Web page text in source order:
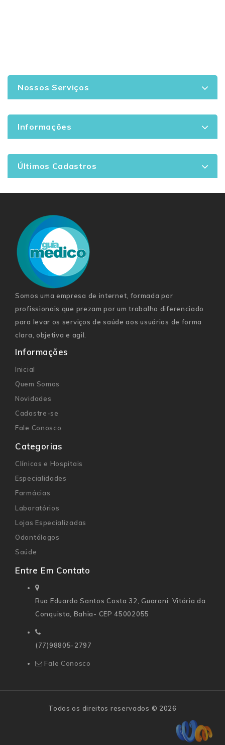
Nossos Serviços
Informações
Últimos Cadastros
Somos uma empresa de internet, formada por
profissionais que prezam por um trabalho diferenciado
para levar os serviços de saúde aos usuários de forma
clara, objetiva e agil.
Informações
Inicial
Quem Somos
Novidades
Cadastre-se
Fale Conosco
Categorias
Clínicas e Hospitais
Especialidades
Farmácias
Laboratórios
Lojas Especializadas
Odontólogos
Saúde
Entre Em Contato
Rua Eduardo Santos Costa 32, Guarani, Vitória da
Conquista, Bahia- CEP 45002055
(77)98805-2797
Fale Conosco
Todos os direitos reservados © 2026